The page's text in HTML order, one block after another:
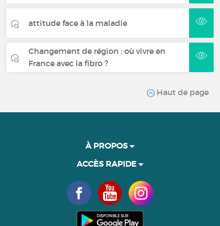
attitude face à la maladie
Changement de région : où vivre en
France avec la fibro ?
Haut de page
À PROPOS
ACCÈS RAPIDE